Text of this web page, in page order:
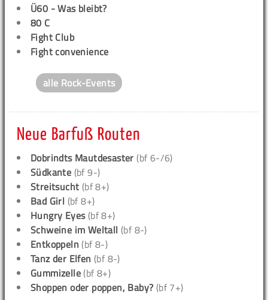
Ü60 - Was bleibt?
80 C
Fight Club
Fight convenience
alle Rock-Events
Neue Barfuß Routen
Dobrindts Mautdesaster (bf 6-/6)
Südkante (bf 9-)
Streitsucht (bf 8+)
Bad Girl (bf 8+)
Hungry Eyes(bf 8+)
Schweine im Weltall (bf 8-)
Entkoppeln (bf 8-)
Tanz der Elfen (bf 8-)
Gummizelle (bf 8+)
Shoppen oder poppen, Baby? (bf 7+)